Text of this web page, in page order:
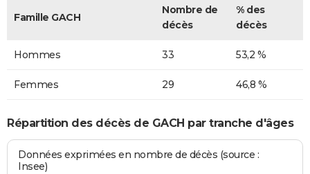
Famille GACH
Nombre de
décès
% des
décès
Hommes 33 53,2 %
Femmes 29 46,8 %
Répartition des décès de GACH par tranche d'âges
Données exprimées en nombre de décès (source :
Insee)